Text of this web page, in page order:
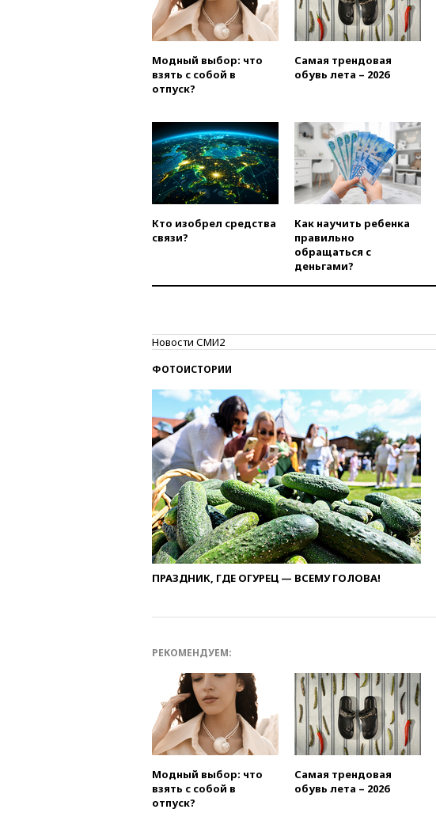
Модный выбор: что
взять с собой в
отпуск?
Самая трендовая
обувь лета – 2026
Кто изобрел средства
связи?
Как научить ребенка
правильно
обращаться с
деньгами?
Новости СМИ2
ФОТОИСТОРИИ
ПРАЗДНИК, ГДЕ ОГУРЕЦ — ВСЕМУ ГОЛОВА!
РЕКОМЕНДУЕМ:
Модный выбор: что
взять с собой в
отпуск?
Самая трендовая
обувь лета – 2026